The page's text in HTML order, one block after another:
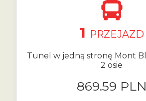
1 PRZEJAZD
Tunel w jedną stronę Mont
2 osie
869.59 PLN